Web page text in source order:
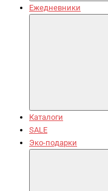
Ежедневники
Каталоги
SALE
Эко-подарки